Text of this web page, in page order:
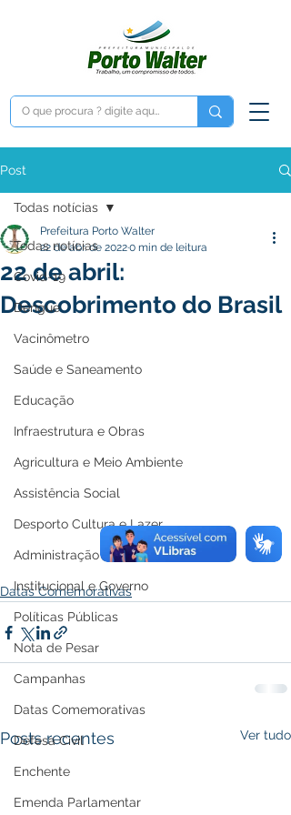
Post
Todas notícias
Covid-19
Dengue
Vacinômetro
Saúde e Saneamento
Educação
Infraestrutura e Obras
Agricultura e Meio Ambiente
Assistência Social
Desporto Cultura e Lazer
Administração e Finanças
Institucional e Governo
Políticas Públicas
Nota de Pesar
Campanhas
Datas Comemorativas
Defesa Civil
Enchente
Emenda Parlamentar
Todas notícias
22 de abril:
Descobrimento do Brasil
Prefeitura Porto Walter
22 de abr. de 20220 min de leitura
Datas Comemorativas
Posts recentes Ver tudo